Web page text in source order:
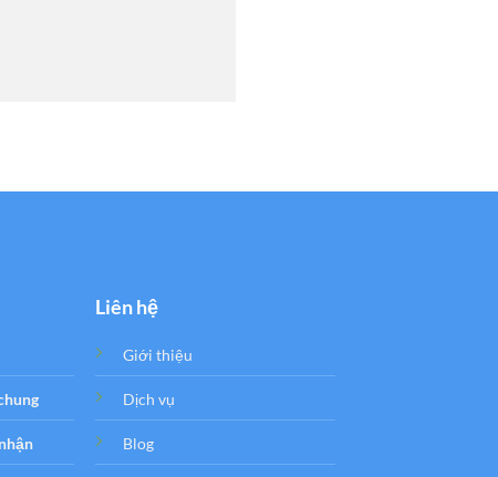
Liên hệ
Giới thiệu
Dịch vụ
Blog